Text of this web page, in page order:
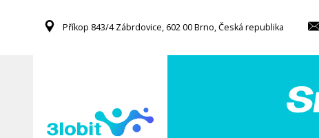
Příkop 843/4 Zábrdovice, 602 00 Brno, Česká republika